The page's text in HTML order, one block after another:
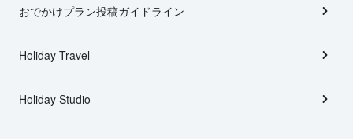
おでかけプラン投稿ガイドライン
Holiday Travel
Holiday Studio